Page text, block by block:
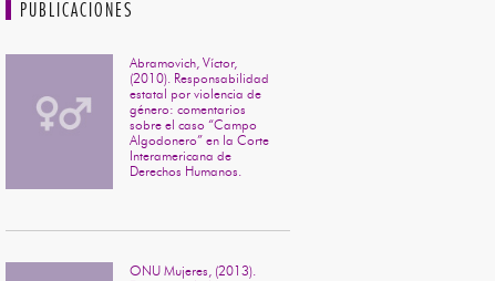
PUBLICACIONES
Abramovich, Víctor,
(2010). Responsabilidad
estatal por violencia de
género: comentarios
sobre el caso “Campo
Algodonero” en la Corte
Interamericana de
Derechos Humanos.
ONU Mujeres, (2013).